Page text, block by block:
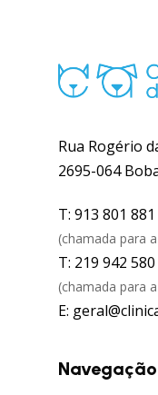
Rua Rogério
2695-064
T: 913 801 881
(chamada para
T: 219 942 580
(chamada para
E:
Navegação